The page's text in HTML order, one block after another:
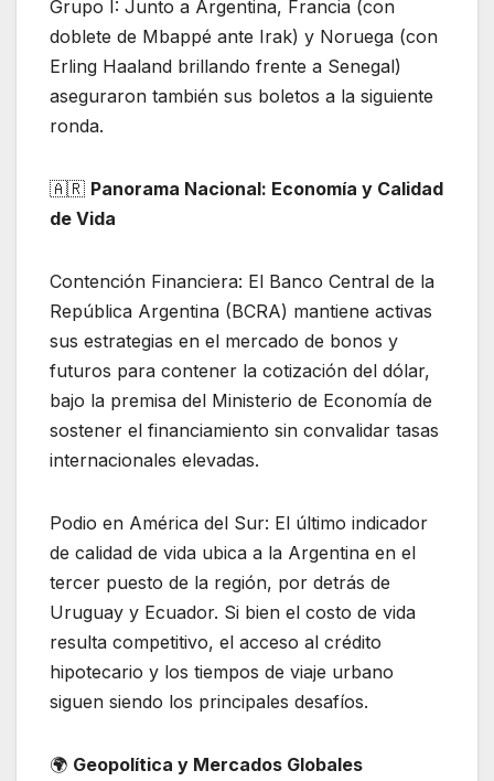
Grupo I: Junto a Argentina, Francia (con
doblete de Mbappé ante Irak) y Noruega (con
Erling Haaland brillando frente a Senegal)
aseguraron también sus boletos a la siguiente
ronda.
​🇦🇷 Panorama Nacional: Economía y Calidad
de Vida
Contención Financiera: El Banco Central de la
República Argentina (BCRA) mantiene activas
sus estrategias en el mercado de bonos y
futuros para contener la cotización del dólar,
bajo la premisa del Ministerio de Economía de
sostener el financiamiento sin convalidar tasas
internacionales elevadas.
Podio en América del Sur: El último indicador
de calidad de vida ubica a la Argentina en el
tercer puesto de la región, por detrás de
Uruguay y Ecuador. Si bien el costo de vida
resulta competitivo, el acceso al crédito
hipotecario y los tiempos de viaje urbano
siguen siendo los principales desafíos.
​🌍 Geopolítica y Mercados Globales